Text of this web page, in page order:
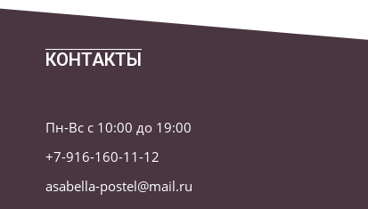
КОНТАКТЫ
Пн-Вс с 10:00 до 19:00
+7-916-160-11-12
asabella-postel@mail.ru